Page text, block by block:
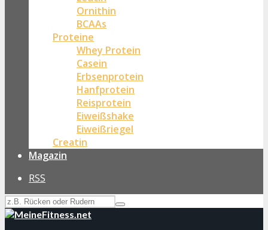
Ornithin
BCAAs
Proteine
Whey Protein
Casein
Erbsenprotein
Hanfprotein
Reisprotein
Eiweißshake
Eiweißriegel
Creatin
Magazin
RSS